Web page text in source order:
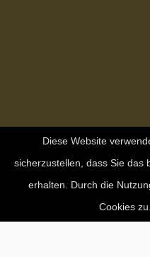
Diese Website
sicherzustellen, dass Sie das
erhalten. Durch die
Cookies zu.